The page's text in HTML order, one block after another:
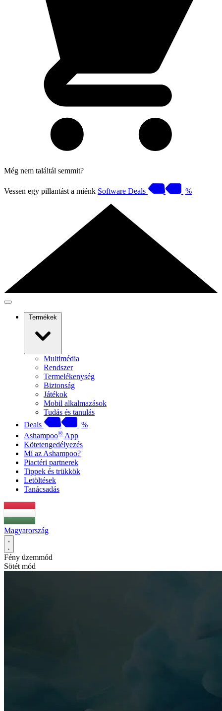
Még nem találtál semmit?
Vessen egy pillantást a miénk Software Deals %
Termékek
Multimédia
Rendszer
Termelékenység
Biztonság
Játékok
Mobil alkalmazások
Tudás és tanulás
Deals
%
Ashampoo® App
Kötetengedélyezés
Mi az Ashampoo?
Piactéri partnerek
Tippek és trükkök
Letöltések
Tanácsadás
Magyarország
Fény üzemmód
Sötét mód